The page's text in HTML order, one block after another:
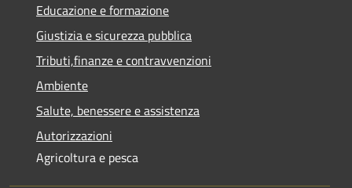
Educazione e formazione
Giustizia e sicurezza pubblica
Tributi,finanze e contravvenzioni
Ambiente
Salute, benessere e assistenza
Autorizzazioni
Agricoltura e pesca